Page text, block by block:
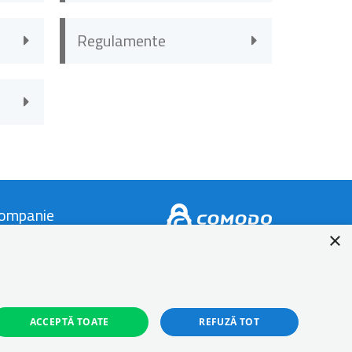
Regulamente
×
ACCEPTĂ TOATE REFUZĂ TOT